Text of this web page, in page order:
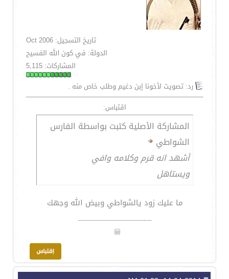
تاريخ التسجيل: Oct 2006
الدولة: في كون الله الفسيح
المشاركات: 5,115
رد: تصويت لأخونا إبن دغيم وطلب خاص منه .
اقتباس:
المشاركة الأصلية كتبت بواسطة الفارس
الشواطي
أشهد انه قرم وكلامه وافي
ويستاهل
ما عليك زود يالشواطي وبيض الله وجهك
__________________